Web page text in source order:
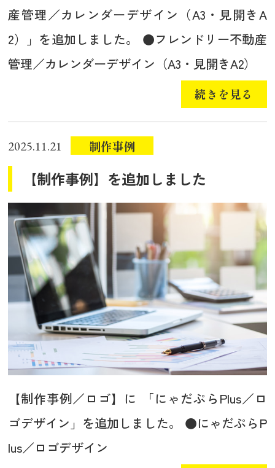
産管理／カレンダーデザイン（A3・見開きA
2）」を追加しました。 ●フレンドリー不動産
管理／カレンダーデザイン（A3・見開きA2）
続きを見る
2025.11.21 制作事例
【制作事例】を追加しました
【制作事例／ロゴ】に 「にゃだぷらPlus／ロ
ゴデザイン」を追加しました。 ●にゃだぷらP
lus／ロゴデザイン